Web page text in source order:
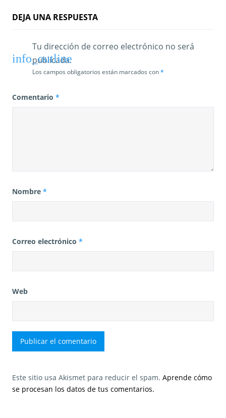
DEJA UNA RESPUESTA
Tu dirección de correo electrónico no será
publicada.
Los campos obligatorios están marcados con*
Comentario *
Nombre *
Correo electrónico *
Web
Este sitio usa Akismet para reducir el spam. Aprende cómo
se procesan los datos de tus comentarios.